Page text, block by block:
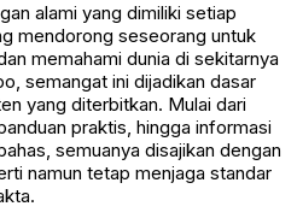
alami yang dimiliki setiap
mendorong seseorang untuk
memahami dunia di sekitarnya
semangat ini dijadikan dasar
yang diterbitkan. Mulai dari
praktis, hingga informasi
semuanya disajikan dengan
namun tetap menjaga standar